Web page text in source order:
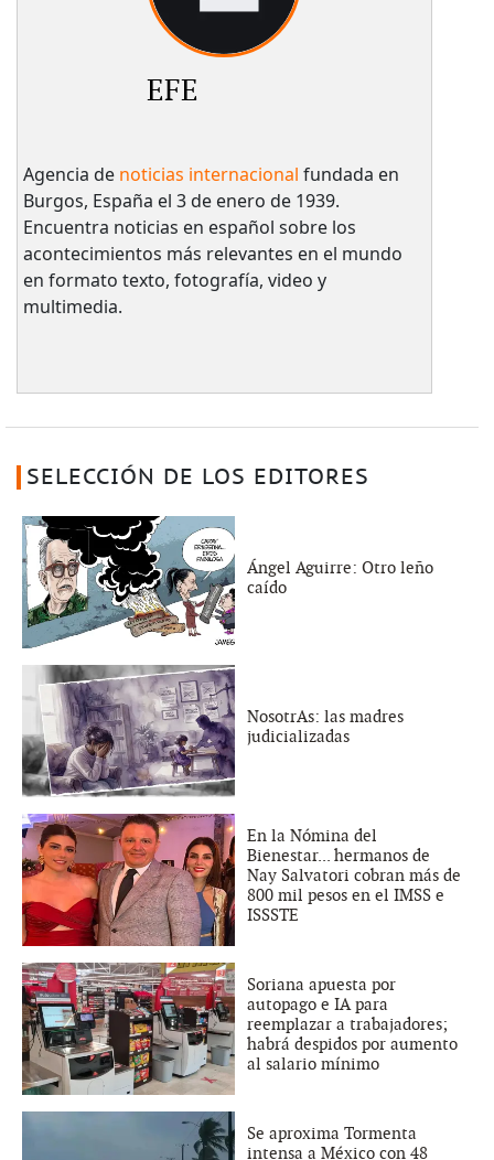
EFE
Agencia de noticias internacional fundada en
Burgos, España el 3 de enero de 1939.
Encuentra noticias en español sobre los
acontecimientos más relevantes en el mundo
en formato texto, fotografía, video y
multimedia.
SELECCIÓN DE LOS EDITORES
Ángel Aguirre: Otro leño
caído
NosotrAs: las madres
judicializadas
En la Nómina del
Bienestar... hermanos de
Nay Salvatori cobran más de
800 mil pesos en el IMSS e
ISSSTE
Soriana apuesta por
autopago e IA para
reemplazar a trabajadores;
habrá despidos por aumento
al salario mínimo
Se aproxima Tormenta
intensa a México con 48